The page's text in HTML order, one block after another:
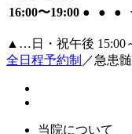
16:00〜19:00 ● ● ●
▲…日・祝午後 15:00
全日程予約制 ／急患
当院について